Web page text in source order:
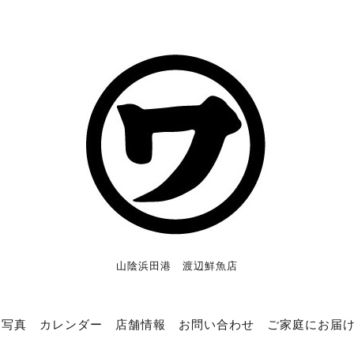
山陰浜田港 渡辺鮮魚店
写真 カレンダー 店舗情報 お問い合わせ ご家庭にお届け